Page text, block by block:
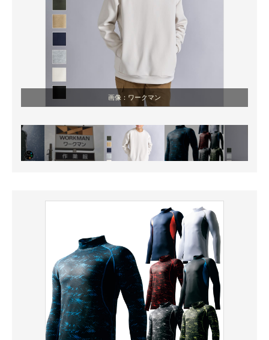
画像：ワークマン